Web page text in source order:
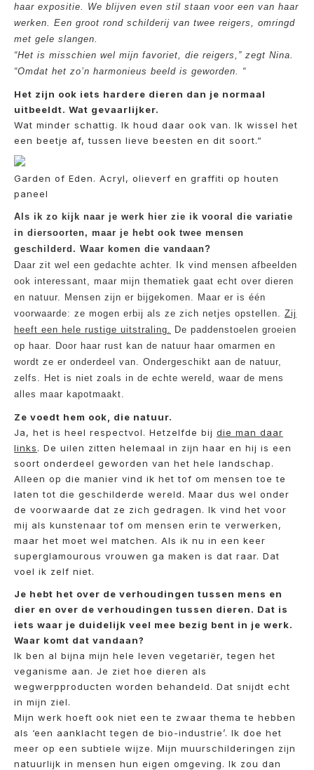
haar expositie. We blijven even stil staan voor een van haar
werken. Een groot rond schilderij van twee reigers, omringd
met gele slangen.
“Het is misschien wel mijn favoriet, die reigers,” zegt Nina.
“Omdat het zo’n harmonieus beeld is geworden. “
Het zijn ook iets hardere dieren dan je normaal
uitbeeldt. Wat gevaarlijker.
Wat minder schattig. Ik houd daar ook van. Ik wissel het
een beetje af, tussen lieve beesten en dit soort.”
Garden of Eden. Acryl, olieverf en graffiti op houten
paneel
Als ik zo kijk naar je werk hier zie ik vooral die variatie
in diersoorten, maar je hebt ook twee mensen
geschilderd. Waar komen die vandaan?
Daar zit wel een gedachte achter. Ik vind mensen afbeelden
ook interessant, maar mijn thematiek gaat echt over dieren
en natuur. Mensen zijn er bijgekomen. Maar er is één
voorwaarde: ze mogen erbij als ze zich netjes opstellen. Zij
heeft een hele rustige uitstraling.
De paddenstoelen groeien
op haar. Door haar rust kan de natuur haar omarmen en
wordt ze er onderdeel van. Ondergeschikt aan de natuur,
zelfs. Het is niet zoals in de echte wereld, waar de mens
alles maar kapotmaakt.
Ze voedt hem ook, die natuur.
Ja, het is heel respectvol. Hetzelfde bij die man daar
links. De uilen zitten helemaal in zijn haar en hij is een
soort onderdeel geworden van het hele landschap.
Alleen op die manier vind ik het tof om mensen toe te
laten tot die geschilderde wereld. Maar dus wel onder
de voorwaarde dat ze zich gedragen. Ik vind het voor
mij als kunstenaar tof om mensen erin te verwerken,
maar het moet wel matchen. Als ik nu in een keer
superglamourous vrouwen ga maken is dat raar. Dat
voel ik zelf niet.
Je hebt het over de verhoudingen tussen mens en
dier en over de verhoudingen tussen dieren. Dat is
iets waar je duidelijk veel mee bezig bent in je werk.
Waar komt dat vandaan?
Ik ben al bijna mijn hele leven vegetariër, tegen het
veganisme aan. Je ziet hoe dieren als
wegwerpproducten worden behandeld. Dat snijdt echt
in mijn ziel.
Mijn werk hoeft ook niet een te zwaar thema te hebben
als ‘een aanklacht tegen de bio-industrie’. Ik doe het
meer op een subtiele wijze. Mijn muurschilderingen zijn
natuurlijk in mensen hun eigen omgeving. Ik zou dan